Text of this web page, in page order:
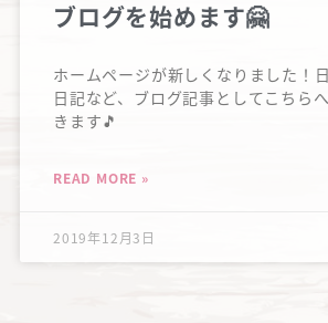
ブログを始めます🤗
ホームページが新しくなりました！
日記など、ブログ記事としてこちら
きます🎵
READ MORE »
2019年12月3日